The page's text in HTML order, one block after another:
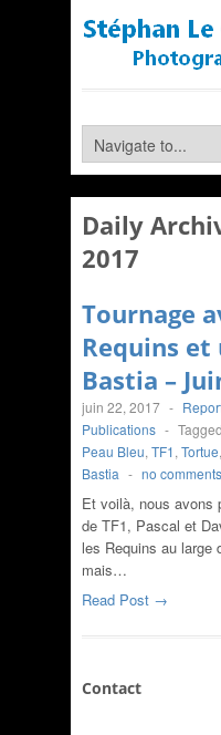
Daily
2017
Tournage
Requins et
Bastia –
juin 22, 2017 -
Publications -
Peau Bleu, TF1, Tortue,
Bastia - no comments
Et voilà, nous avons
de TF1, Pascal et
les Requins au large
mais…
Read Post →
Contact